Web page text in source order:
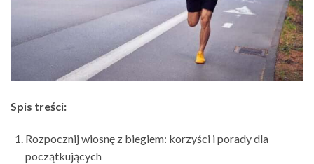
Spis treści:
Rozpocznij wiosnę z biegiem: korzyści i porady dla
początkujących